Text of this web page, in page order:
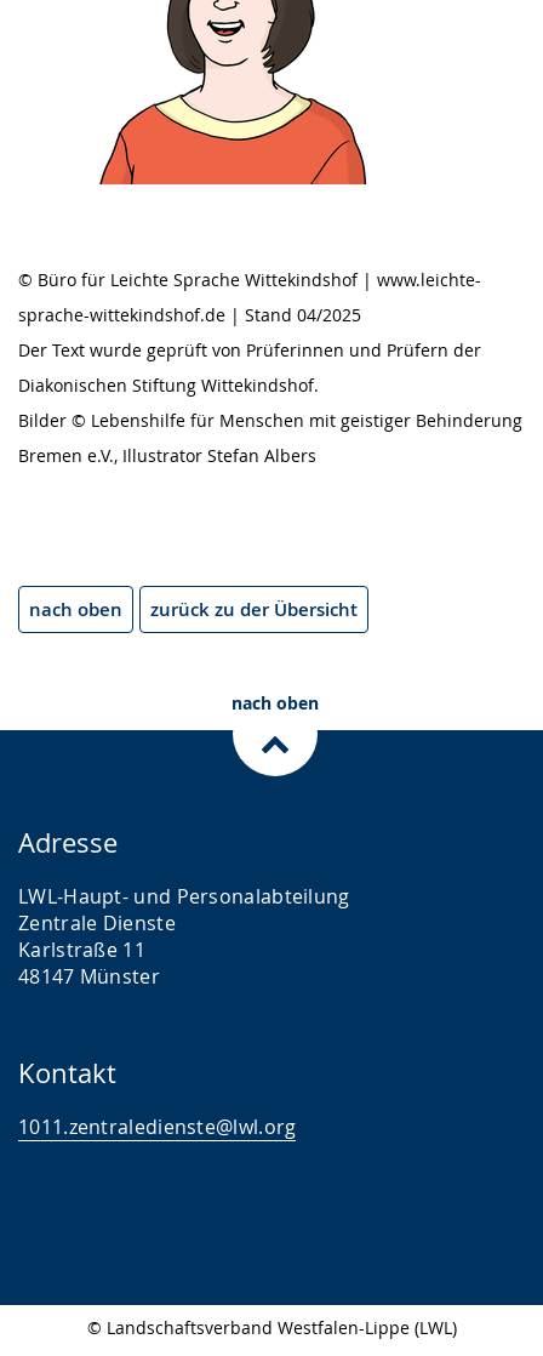
© Büro für Leichte Sprache Wittekindshof | www.leichte-
sprache-wittekindshof.de | Stand 04/2025
Der Text wurde geprüft von Prüferinnen und Prüfern der
Diakonischen Stiftung Wittekindshof.
Bilder © Lebenshilfe für Menschen mit geistiger Behinderung
Bremen e.V., Illustrator Stefan Albers
nach oben zurück zu der Übersicht
nach oben
Adresse
LWL-Haupt- und Personalabteilung
Zentrale Dienste
Karlstraße 11
48147 Münster
Kontakt
1011.zentraledienste@lwl.org
© Landschaftsverband Westfalen-Lippe (LWL)